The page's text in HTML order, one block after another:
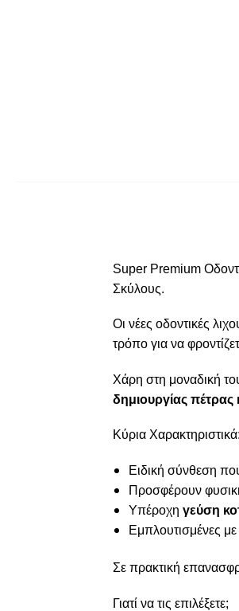
Super Premium
Σκύλους.
Οι νέες οδοντικές
τρόπο για να
Χάρη στη μοναδική
δημιουργίας πέτρας
Κύρια Χαρακτηριστικά:
Ειδική σύνθεση
Προσφέρουν
Υπέροχη γεύση
Εμπλουτισμένες
Σε πρακτική
Γιατί να τις επιλέξετε;